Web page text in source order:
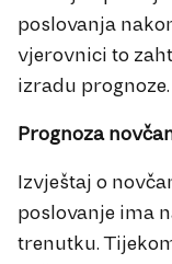
poslovanja
vjerovnici to
izradu prognoze.
Prognoza
Izvještaj o
poslovanje ima
trenutku.